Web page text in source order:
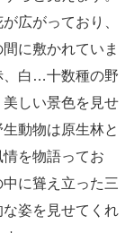
広がっており、
に敷かれていま
、白…十数種の野
しい景色を見せ
動物は原生林と
を物語ってお
に聳え立った三
姿を見せてくれ